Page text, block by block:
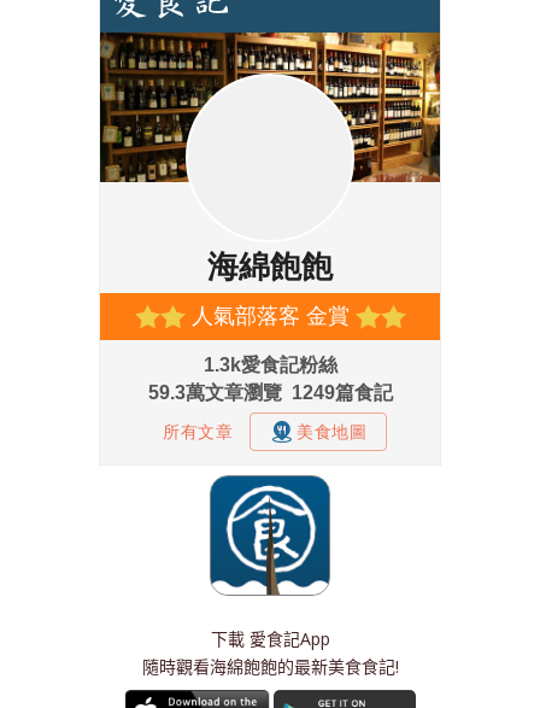
下載 愛食記App
隨時觀看海綿飽飽的最新美食食記!